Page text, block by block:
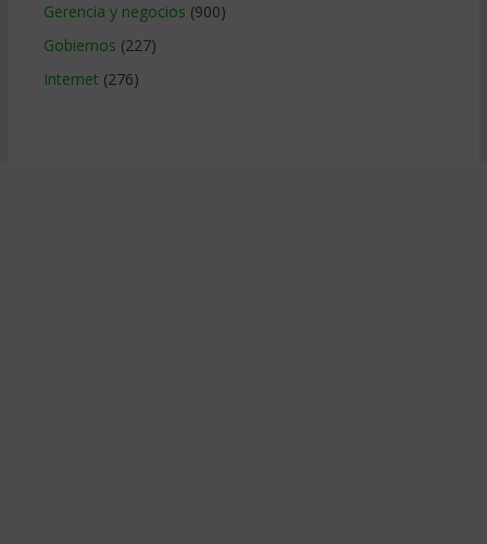
Gerencia y negocios (900)
Gobiernos (227)
Internet (276)